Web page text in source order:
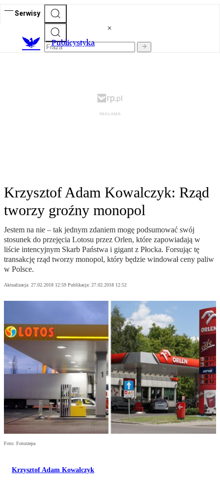
Serwisy
Publicystyka
Krzysztof Adam Kowalczyk: Rząd
tworzy groźny monopol
Jestem na nie – tak jednym zdaniem mogę podsumować swój
stosunek do przejęcia Lotosu przez Orlen, które zapowiadają w
liście intencyjnym Skarb Państwa i gigant z Płocka. Forsując tę
transakcję rząd tworzy monopol, który będzie windował ceny paliw
w Polsce.
Aktualizacja: 27.02.2018 12:59 Publikacja: 27.02.2018 12:52
Foto: Fotorzepa
Krzysztof Adam Kowalczyk